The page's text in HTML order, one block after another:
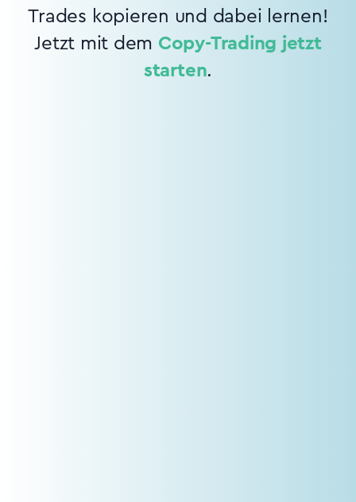
Trades kopieren und dabei lernen!
Jetzt mit dem Copy-Trading jetzt
starten.